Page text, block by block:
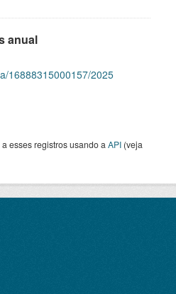
anual
16888315000157/2025
esses registros usando a API (veja